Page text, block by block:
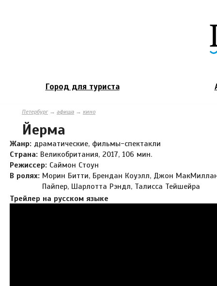
Город для туриста
Петербург→ афиша → кино
Йерма
Жанр: драматические, фильмы-спектакли
Страна: Великобритания, 2017, 106 мин.
Режиссер: Саймон Стоун
В ролях: Морин Битти, Брендан Коуэлл, Джон
Пайпер, Шарлотта Рэндл, Талисса Тейшейра
Трейлер на русском языке